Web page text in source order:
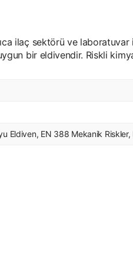
ilaç sektörü ve
bir eldivendir. Riskli
Eldiven, EN 388 Mekanik